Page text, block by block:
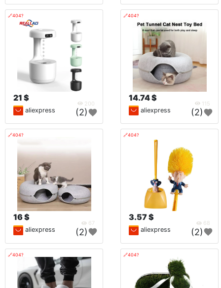
🔗404?
21 $
200
aliexpress (2)
🔗404?
14.74 $
115
aliexpress (2)
🔗404?
16 $
67
aliexpress (2)
🔗404?
3.57 $
68
aliexpress (2)
🔗404? 🔗404?